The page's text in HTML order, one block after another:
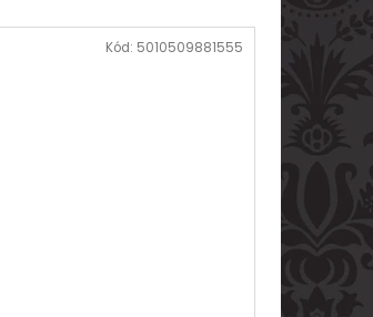
Kód: 5010509881555